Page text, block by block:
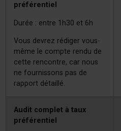
préférentiel
Durée : entre 1h30 et 6h
Vous devrez rédiger vous-
même le compte rendu de
cette rencontre, car nous
ne fournissons pas de
rapport détaillé.
Audit complet à taux
préférentiel